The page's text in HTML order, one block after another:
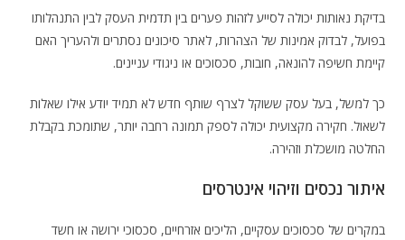
בדיקת נאותות יכולה לסייע לזהות פערים בין תדמית העסק לבין התנהלותו
בפועל, לבדוק אמינות של הצהרות, לאתר סיכונים נסתרים ולהעריך האם
קיימת חשיפה להונאה, חובות, סכסוכים או ניגודי עניינים.
כך למשל, בעל עסק ששוקל לצרף שותף חדש לא תמיד יודע אילו שאלות
לשאול. חקירה מקצועית יכולה לספק תמונה רחבה יותר, שתומכת בקבלת
החלטה מושכלת וזהירה.
איתור נכסים וזיהוי אינטרסים
במקרים של סכסוכים עסקיים, הליכים אזרחיים, סכסוכי ירושה או חשד